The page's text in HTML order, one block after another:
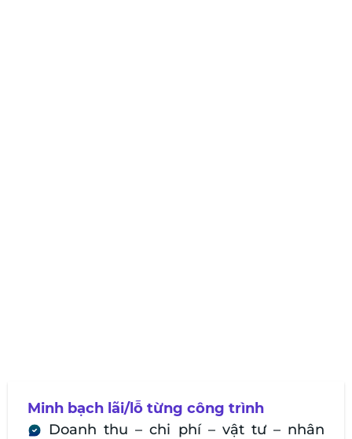
Minh bạch lãi/lỗ từng công trình
Doanh thu – chi phí – vật tư – nhân